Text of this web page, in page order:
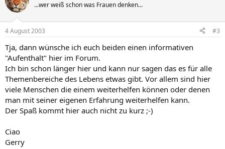
...wer weiß schon was Frauen denken...
4 August 2003 #3
Tja, dann wünsche ich euch beiden einen informativen
"Aufenthalt" hier im Forum.
Ich bin schon länger hier und kann nur sagen das es für alle
Themenbereiche des Lebens etwas gibt. Vor allem sind hier
viele Menschen die einem weiterhelfen können oder denen
man mit seiner eigenen Erfahrung weiterhelfen kann.
Der Spaß kommt hier auch nicht zu kurz ;-)
Ciao
Gerry